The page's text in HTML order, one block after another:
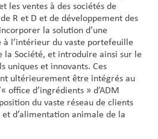
les ventes à des sociétés de
R et D et de développement des
la solution d’une
l’intérieur du vaste portefeuille
la Société, et introduire ainsi sur le
uniques et innovants. Ces
ultérieurement être intégrés au
office d’ingrédients » d’ADM
du vaste réseau de clients
et d’alimentation animale de la